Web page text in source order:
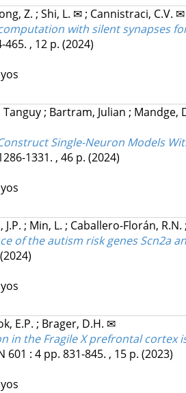
Z. ; Shi, L. ✉; Cannistraci, C.V. ✉
with silent synapses
465. , 12 p. (2024)
; Bartram, Julian ; Mandge,
Single-Neuron Models
1331. , 46 p. (2024)
J.P. ; Min, L. ; Caballero-Florán, R.N. ;
of the autism risk genes Scn2a
(2024)
E.P. ; Brager, D.H. ✉
in the Fragile X prefrontal cortex
601 : 4 pp. 831-845. , 15 p. (2023)